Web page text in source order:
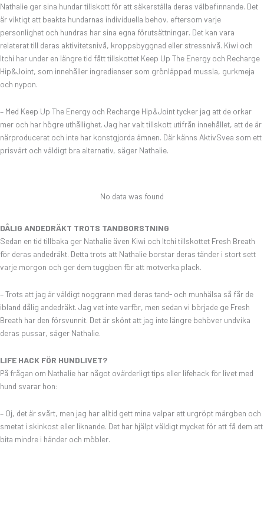
Nathalie ger sina hundar tillskott för att säkerställa deras välbefinnande. Det
är viktigt att beakta hundarnas individuella behov, eftersom varje
personlighet och hundras har sina egna förutsättningar. Det kan vara
relaterat till deras aktivitetsnivå, kroppsbyggnad eller stressnivå. Kiwi och
Itchi har under en längre tid fått tillskottet Keep Up The Energy och Recharge
Hip&Joint, som innehåller ingredienser som grönläppad mussla, gurkmeja
och nypon.
– Med Keep Up The Energy och Recharge Hip&Joint tycker jag att de orkar
mer och har högre uthållighet. Jag har valt tillskott utifrån innehållet, att de är
närproducerat och inte har konstgjorda ämnen. Där känns AktivSvea som ett
prisvärt och väldigt bra alternativ, säger Nathalie.
No data was found
DÅLIG ANDEDRÄKT TROTS TANDBORSTNING
Sedan en tid tillbaka ger Nathalie även Kiwi och Itchi tillskottet Fresh Breath
för deras andedräkt. Detta trots att Nathalie borstar deras tänder i stort sett
varje morgon och ger dem tuggben för att motverka plack.
– Trots att jag är väldigt noggrann med deras tand- och munhälsa så får de
ibland dålig andedräkt. Jag vet inte varför, men sedan vi började ge Fresh
Breath har den försvunnit. Det är skönt att jag inte längre behöver undvika
deras pussar, säger Nathalie.
LIFE HACK FÖR HUNDLIVET?
På frågan om Nathalie har något ovärderligt tips eller lifehack för livet med
hund svarar hon:
– Oj, det är svårt, men jag har alltid gett mina valpar ett urgröpt märgben och
smetat i skinkost eller liknande. Det har hjälpt väldigt mycket för att få dem att
bita mindre i händer och möbler.